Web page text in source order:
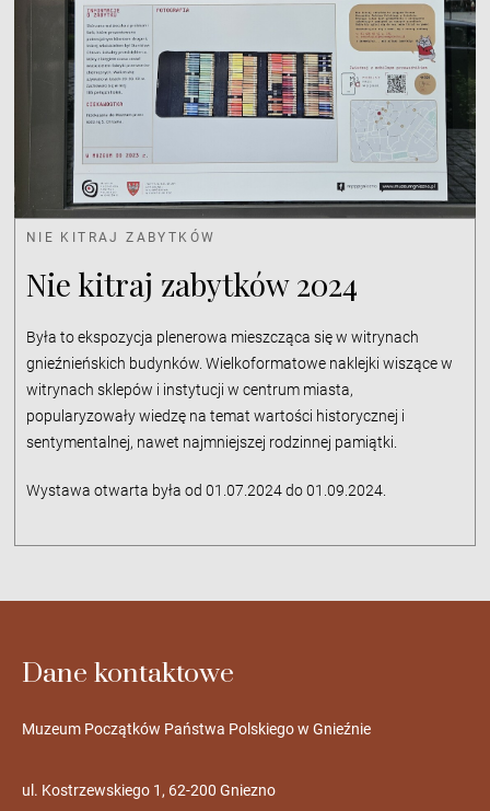
NIE KITRAJ ZABYTKÓW
Nie kitraj zabytków 2024
Była to ekspozycja plenerowa mieszcząca się w witrynach
gnieźnieńskich budynków. Wielkoformatowe naklejki wiszące w
witrynach sklepów i instytucji w centrum miasta,
popularyzowały wiedzę na temat wartości historycznej i
sentymentalnej, nawet najmniejszej rodzinnej pamiątki.
Wystawa otwarta była od 01.07.2024 do 01.09.2024.
Dane kontaktowe
Muzeum Początków Państwa Polskiego w Gnieźnie
ul. Kostrzewskiego 1, 62-200 Gniezno